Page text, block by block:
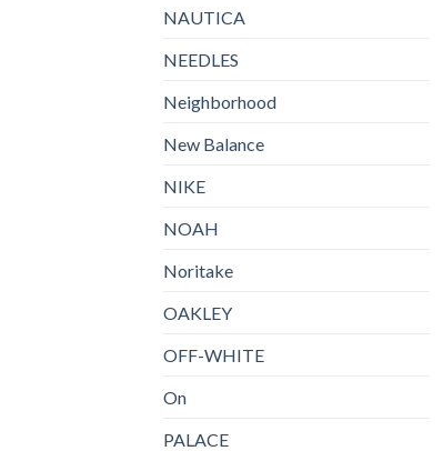
NAUTICA
NEEDLES
Neighborhood
New Balance
NIKE
NOAH
Noritake
OAKLEY
OFF-WHITE
On
PALACE